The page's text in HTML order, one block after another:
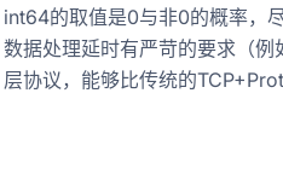
家不到3点
章-值得记录的事件-web网址-图书-
int64的取值是0与非0的概率，
数据处理延时有严苛的要求（
层协议，能够比传统的